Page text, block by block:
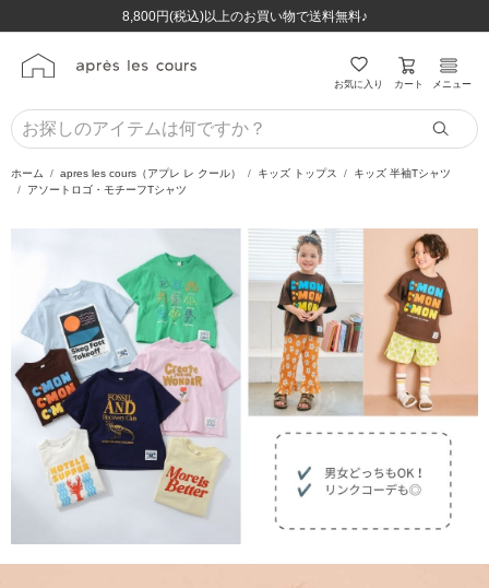
8,800円(税込)以上のお買い物で送料無料♪
ほぼ全品半額！！8/12(水)お昼12:59まで！！
8,800円(税込)以上のお買い物で送料無料♪
ほぼ全品半額！！8/12(水)お昼12:59まで！！
お気に入り カート メニュー
ホーム apres les cours（アプレ レ クール） キッズ トップス
キッズ 半袖Tシャツ
アソートロゴ・モチーフTシャツ